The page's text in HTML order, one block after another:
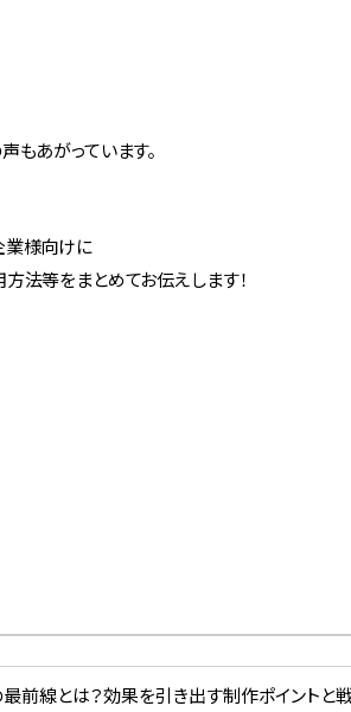
もあがっています。
業様向けに
法等をまとめてお伝えします！
前線とは？効果を引き出す制作ポイントと